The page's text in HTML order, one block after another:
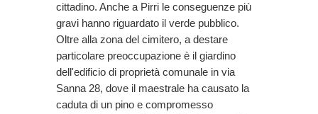
cittadino. Anche a Pirri le conseguenze più
gravi hanno riguardato il verde pubblico.
Oltre alla zona del cimitero, a destare
particolare preoccupazione è il giardino
dell'edificio di proprietà comunale in via
Sanna 28, dove il maestrale ha causato la
caduta di un pino e compromesso